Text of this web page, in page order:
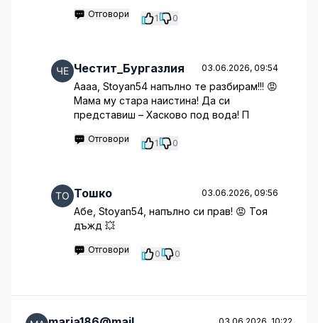
Отговори 1 0
Честит_Бургазлия 03.06.2026, 09:54
Аааа, Stoyan54 напълно те разбирам!!! 😡
Мама му стара наистина! Да си
представиш – Хасково под вода! П
Отговори 1 0
Тошко 03.06.2026, 09:56
Абе, Stoyan54, напълно си прав! 😡 Тоя
дъжд 💥
Отговори 0 0